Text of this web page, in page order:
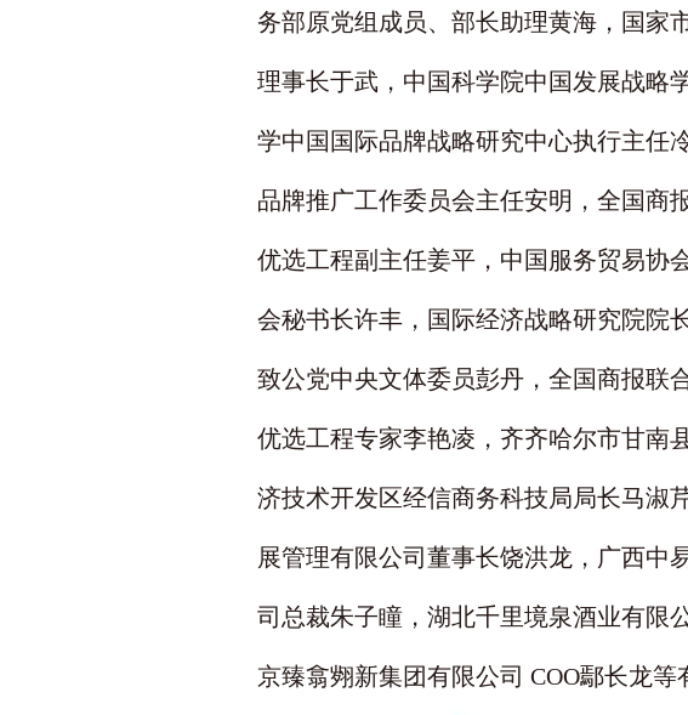
务部原党组成员、部长助理黄海，国家
理事长于武，中国科学院中国发展战略
学中国国际品牌战略研究中心执行主任
品牌推广工作委员会主任安明，全国商
优选工程副主任姜平，中国服务贸易协
会秘书长许丰，国际经济战略研究院院
致公党中央文体委员彭丹，全国商报联
优选工程专家李艳凌，齐齐哈尔市甘南
济技术开发区经信商务科技局局长马淑
展管理有限公司董事长饶洪龙，广西中
司总裁朱子瞳，湖北千里境泉酒业有限
京臻翕翙新集团有限公司 COO鄢长龙